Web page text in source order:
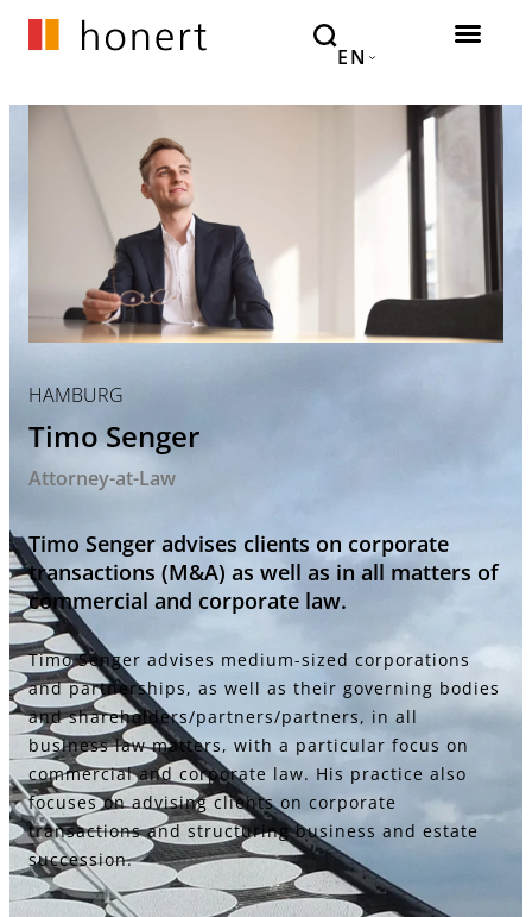
EN
HAMBURG
Timo Senger
Attorney-at-Law
Timo Senger advises clients on corporate
transactions (M&A) as well as in all matters of
commercial and corporate law.
Timo Senger advises medium-sized corporations
and partnerships, as well as their governing bodies
and shareholders/partners/partners, in all
business law matters, with a particular focus on
commercial and corporate law. His practice also
focuses on advising clients on corporate
transactions and structuring business and estate
succession.